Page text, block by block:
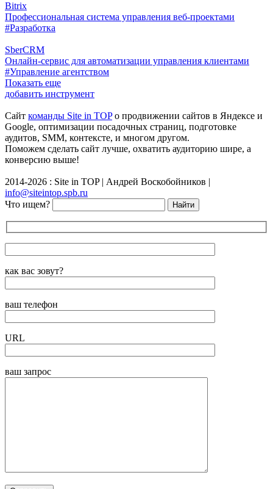
Bitrix
Профессиональная система управления веб-проектами
#Разработка
SberCRM
Онлайн-сервис для автоматизации управления клиентами
#Управление агентством
Показать еще
добавить инструмент
Сайт команды Site in TOPо продвижении сайтов в Яндексе и
Google, оптимизации посадочных страниц, подготовке
аудитов, SMM, контексте, и многом другом.
Поможем сделать сайт лучше, охватить аудиторию шире, а
конверсию выше!
2014-2026 : Site in TOP | Андрей Воскобойников |
info@siteintop.spb.ru
Что ищем?
как вас зовут?
ваш телефон
URL
ваш запрос